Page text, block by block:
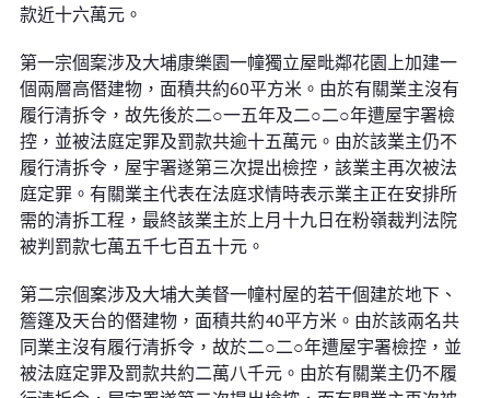
款近十六萬元。
第一宗個䅁涉及大埔康樂園一幢獨立屋毗鄰花園上加建一
個兩層高僭建物，面積共約60平方米。由於有關業主沒有
履行清拆令，故先後於二○一五年及二○二○年遭屋宇署檢
控，並被法庭定罪及罰款共逾十五萬元。由於該業主仍不
履行清拆令，屋宇署遂第三次提出檢控，該業主再次被法
庭定罪。有關業主代表在法庭求情時表示業主正在安排所
需的清拆工程，最終該業主於上月十九日在粉嶺裁判法院
被判罰款七萬五千七百五十元。
第二宗個案涉及大埔大美督一幢村屋的若干個建於地下、
簷篷及天台的僭建物，面積共約40平方米。由於該兩名共
同業主沒有履行清拆令，故於二○二○年遭屋宇署檢控，並
被法庭定罪及罰款共約二萬八千元。由於有關業主仍不履